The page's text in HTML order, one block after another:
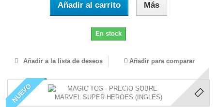
Añadir al carrito Más
En stock
Añadir a la lista de deseos Añadir para comparar
NUEVO